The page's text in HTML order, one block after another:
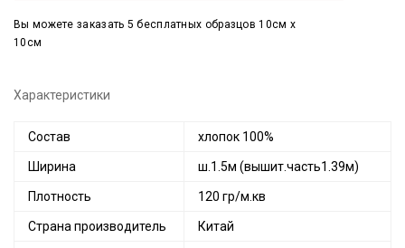
Вы можете заказать 5 бесплатных образцов 10см x
10см
Характеристики
Состав хлопок 100%
Ширина ш.1.5м (вышит.часть1.39м)
Плотность 120 гр/м.кв
Страна производитель Китай